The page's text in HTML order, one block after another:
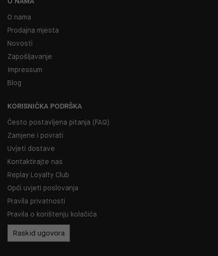
O nama
Prodajna mjesta
Novosti
Zapošljavanje
Impressum
Blog
KORISNIČKA PODRŠKA
Često postavljena pitanja (FAQ)
Zamjene i povrati
Uvjeti dostave
Kontaktirajte nas
Replay Loyalty Club
Opći uvjeti poslovanja
Pravila privatnosti
Pravila o korištenju kolačića
Raskid ugovora